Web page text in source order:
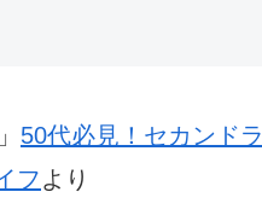
50代必見！セカンドラ
フ より